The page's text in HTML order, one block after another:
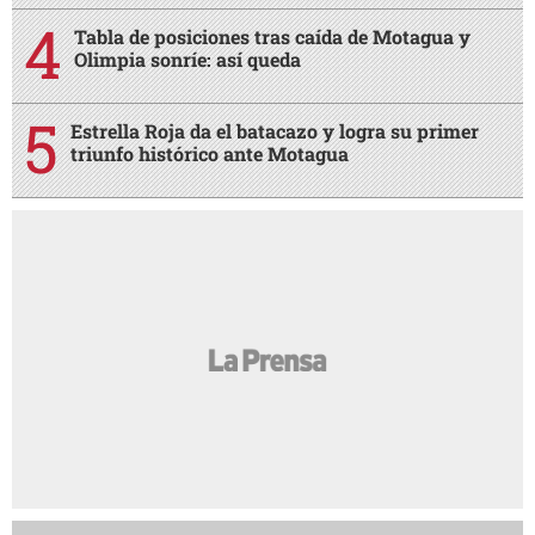
Tabla de posiciones tras caída de Motagua y
Olimpia sonríe: así queda
Estrella Roja da el batacazo y logra su primer
triunfo histórico ante Motagua